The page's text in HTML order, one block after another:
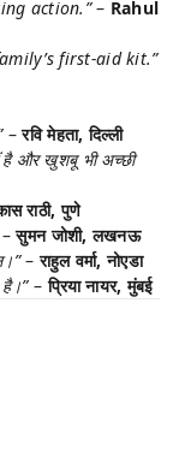
action.”– Rahul
first-aid kit.”
–रवि मेहता, दिल्ली
है और खुशबू भी अच्छी
राठी, पुणे
सुमन जोशी, लखनऊ
–राहुल वर्मा, नोएडा
–प्रिया नायर, मुंबई